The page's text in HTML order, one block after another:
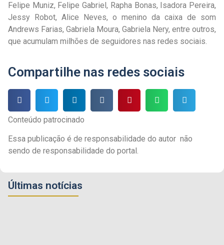
Felipe Muniz, Felipe Gabriel, Rapha Bonas, Isadora Pereira,
Jessy Robot, Alice Neves, o menino da caixa de som
Andrews Farias, Gabriela Moura, Gabriela Nery, entre outros,
que acumulam milhões de seguidores nas redes sociais.
Compartilhe nas redes sociais
Conteúdo patrocinado
Essa publicação é de responsabilidade do autor não
sendo de responsabilidade do portal.
Últimas notícias